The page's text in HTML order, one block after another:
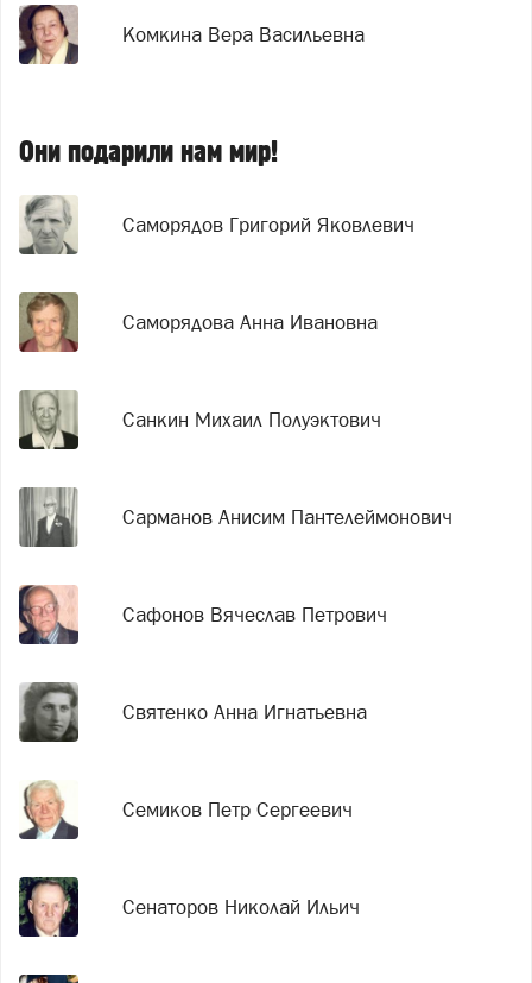
Комкина Вера Васильевна
Они подарили нам мир!
Саморядов Григорий Яковлевич
Саморядова Анна Ивановна
Санкин Михаил Полуэктович
Сарманов Анисим Пантелеймонович
Сафонов Вячеслав Петрович
Святенко Анна Игнатьевна
Семиков Петр Сергеевич
Сенаторов Николай Ильич